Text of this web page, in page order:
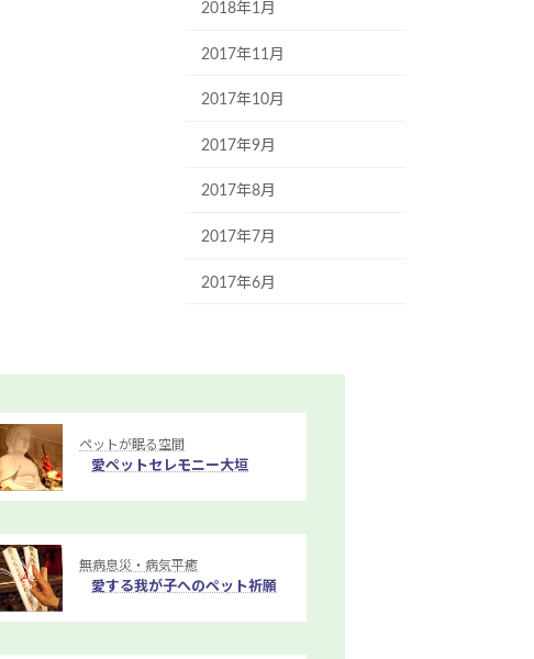
2018年1月
2017年11月
2017年10月
2017年9月
2017年8月
2017年7月
2017年6月
ペットが眠る空間
愛ペットセレモニー大垣
無病息災・病気平癒
愛する我が子へのペット祈願